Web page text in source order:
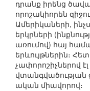
դրանք իրենց
որոշակիորեն
Ամերիկաների,
երկրների
առումով) հայ
երևույթներին։
չափորոշիչներով
վտանգվածության
ական միավորով։